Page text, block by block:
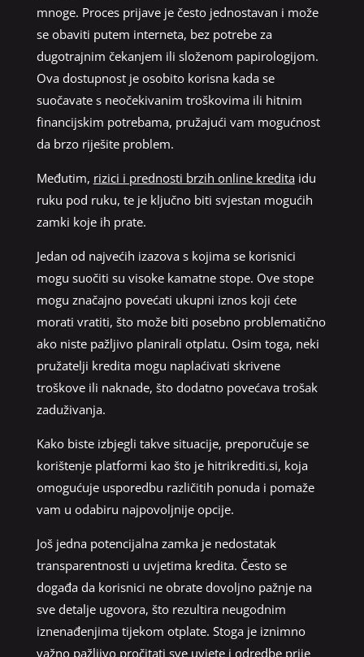
mnoge. Proces prijave je često jednostavan i može
se obaviti putem interneta, bez potrebe za
dugotrajnim čekanjem ili složenom papirologijom.
Ova dostupnost je osobito korisna kada se
suočavate s neočekivanim troškovima ili hitnim
financijskim potrebama, pružajući vam mogućnost
da brzo riješite problem.
Međutim, rizici i prednosti brzih online kreditaidu
ruku pod ruku, te je ključno biti svjestan mogućih
zamki koje ih prate.
Jedan od najvećih izazova s kojima se korisnici
mogu suočiti su visoke kamatne stope. Ove stope
mogu značajno povećati ukupni iznos koji ćete
morati vratiti, što može biti posebno problematično
ako niste pažljivo planirali otplatu. Osim toga, neki
pružatelji kredita mogu naplaćivati skrivene
troškove ili naknade, što dodatno povećava trošak
zaduživanja.
Kako biste izbjegli takve situacije, preporučuje se
korištenje platformi kao što je hitrikrediti.si, koja
omogućuje usporedbu različitih ponuda i pomaže
vam u odabiru najpovoljnije opcije.
Još jedna potencijalna zamka je nedostatak
transparentnosti u uvjetima kredita. Često se
događa da korisnici ne obrate dovoljno pažnje na
sve detalje ugovora, što rezultira neugodnim
iznenađenjima tijekom otplate. Stoga je iznimno
važno pažljivo pročitati sve uvjete i odredbe prije